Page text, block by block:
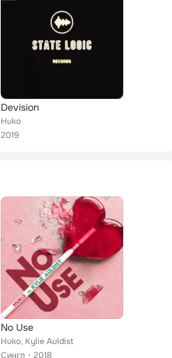
Devision
Huko
2019
No Use
Huko, Kylie Auldist
Сингл
2018